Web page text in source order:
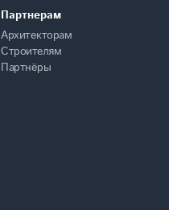
Партнерам
Архитекторам
Строителям
Партнёры